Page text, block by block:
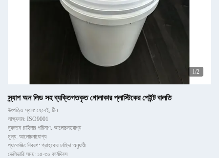
1/2
স্ন্যাপ অন লিড সহ ব্যক্তিগতকৃত গোলাকার প্লাস্টিকের পেইন্ট বালতি
উৎপত্তি স্থল: হেবেই, চীন
সাক্ষ্যদান: ISO9001
ন্যূনতম চাহিদার পরিমাণ: আলোচনাযোগ্য
মূল্য: আলোচনাযোগ্য
প্যাকেজিং বিবরণ: গ্রাহকের চাহিদা অনুযায়ী
ডেলিভারি সময়: ১৫-৩০ কার্যদিবস